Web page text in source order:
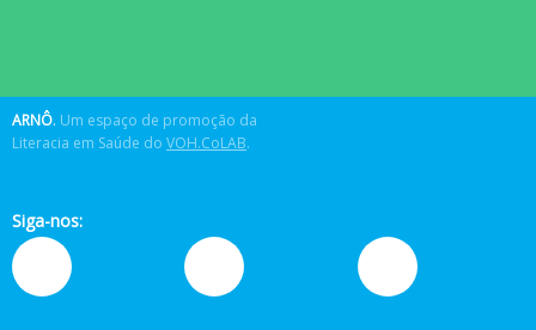
ARNÔ. Um espaço de promoção da
Literacia em Saúde do VOH.CoLAB.
Siga-nos: